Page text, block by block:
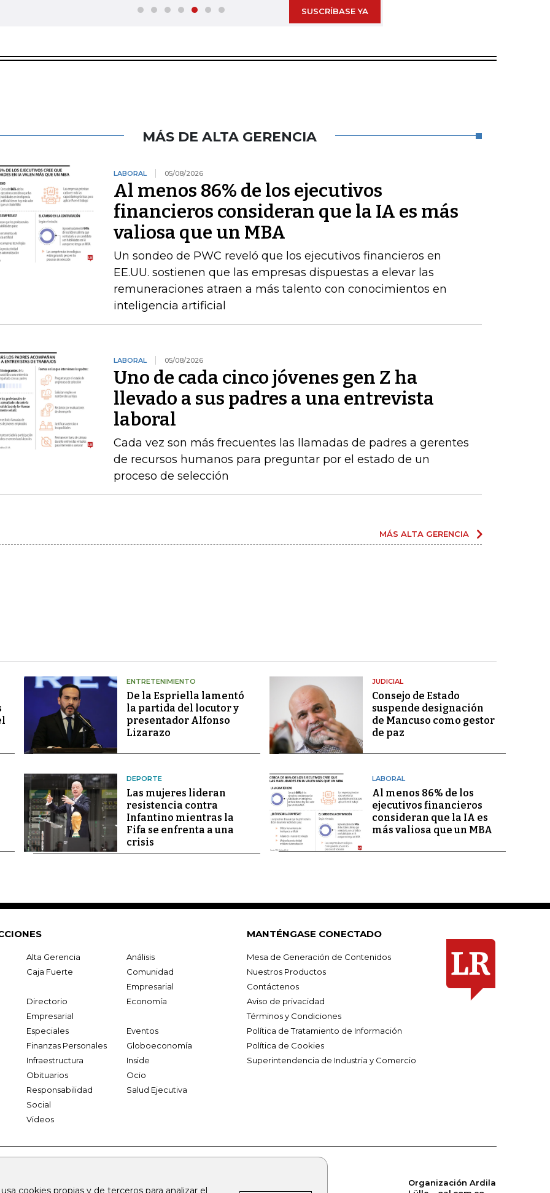
cookies propias y de terceros para analizar el
SUSCRÍBASE YA
MÁS DE ALTA GERENCIA
LABORAL 05/08/2026
Al menos 86% de los ejecutivos
financieros consideran que la IA es más
valiosa que un MBA
Un sondeo de PWC reveló que los ejecutivos financieros en
EE.UU. sostienen que las empresas dispuestas a elevar las
remuneraciones atraen a más talento con conocimientos en
inteligencia artificial
LABORAL 05/08/2026
Uno de cada cinco jóvenes gen Z ha
llevado a sus padres a una entrevista
laboral
Cada vez son más frecuentes las llamadas de padres a gerentes
de recursos humanos para preguntar por el estado de un
proceso de selección
MÁS ALTA GERENCIA
ENTRETENIMIENTO
De la Espriella lamentó
la partida del locutor y
presentador Alfonso
Lizarazo
JUDICIAL
Consejo de Estado
suspende designación
de Mancuso como gestor
de paz
DEPORTE
Las mujeres lideran
resistencia contra
Infantino mientras la
Fifa se enfrenta a una
crisis
LABORAL
Al menos 86% de los
ejecutivos financieros
consideran que la IA es
más valiosa que un MBA
Alta Gerencia
Análisis
Caja Fuerte
Comunidad
Empresarial
Directorio
Empresarial
Economía
Especiales
Eventos
Finanzas Personales
Globoeconomía
Infraestructura
Inside
Obituarios
Ocio
Responsabilidad
Social
Salud Ejecutiva
Videos
MANTÉNGASE CONECTADO
Mesa de Generación de Contenidos
Nuestros Productos
Contáctenos
Aviso de privacidad
Términos y Condiciones
Política de Tratamiento de Información
Política de Cookies
Superintendencia de Industria y Comercio
firmasdeabogados.com bolsaencolombia.com
Organización Ardila